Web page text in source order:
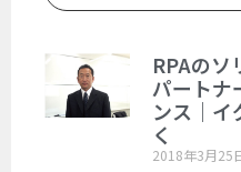
RPAのソ
パートナ
ンス｜イ
く
2018年3月25